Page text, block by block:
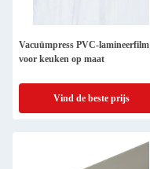
Vacuümpress PVC-lamineerfilm
voor keuken op maat
Vind de beste prijs